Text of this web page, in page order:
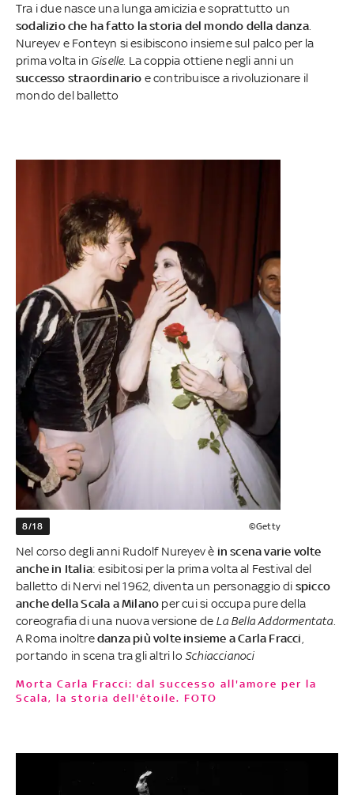
Tra i due nasce una lunga amicizia e soprattutto un
sodalizio che ha fatto la storia del mondo della danza.
Nureyev e Fonteyn si esibiscono insieme sul palco per la
prima volta in Giselle. La coppia ottiene negli anni un
successo straordinario e contribuisce a rivoluzionare il
mondo del balletto
8/18 ©Getty
Nel corso degli anni Rudolf Nureyev è in scena varie volte
anche in Italia: esibitosi per la prima volta al Festival del
balletto di Nervi nel 1962, diventa un personaggio di spicco
anche della Scala a Milano per cui si occupa pure della
coreografia di una nuova versione de La Bella Addormentata.
A Roma inoltredanza più volte insieme a Carla Fracci,
portando in scena tra gli altri lo Schiaccianoci
Morta Carla Fracci: dal successo all'amore per la
Scala, la storia dell'étoile. FOTO